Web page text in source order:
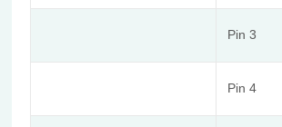
Pin 3
Pin 4